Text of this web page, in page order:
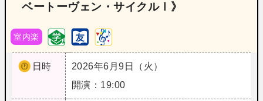
ベートーヴェン・サイクルⅠ》
室内楽
日時
2026年6月9日（火）
開演：19:00